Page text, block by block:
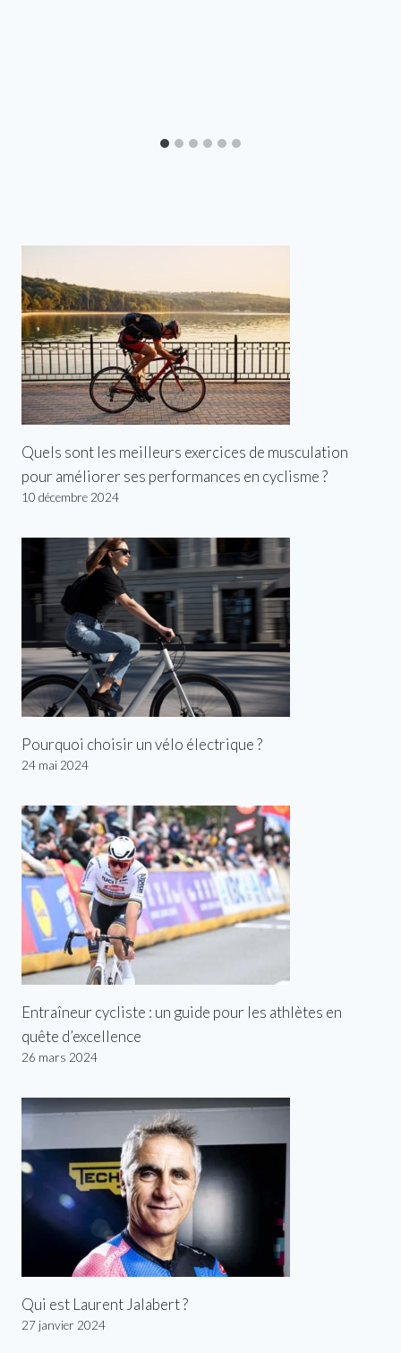
Quels sont les meilleurs exercices de musculation
pour améliorer ses performances en cyclisme ?
10 décembre 2024
Pourquoi choisir un vélo électrique ?
24 mai 2024
Entraîneur cycliste : un guide pour les athlètes en
quête d’excellence
26 mars 2024
Qui est Laurent Jalabert ?
27 janvier 2024